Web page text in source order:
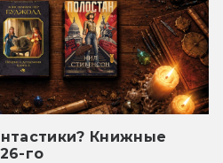
Книжные
го